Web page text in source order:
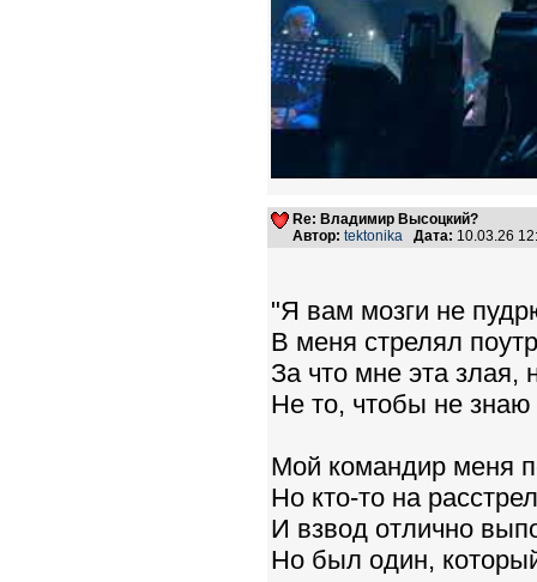
Re: Владимир Высоцкий?
Автор: tektonika Дата: 10.03.26
"Я вам мозги не
В меня стрелял
За что мне эта злая,
Не то, чтобы не
Мой командир меня
Но кто-то на
И взвод отлично
Но был один,